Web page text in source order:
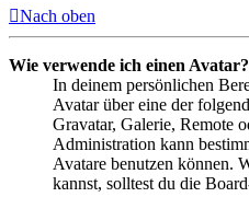
Nach oben
Wie verwende ich einen Avatar?
In deinem persönlichen
Avatar über eine der
Gravatar, Galerie, Remote
Administration kann
Avatare benutzen können.
kannst, solltest du die